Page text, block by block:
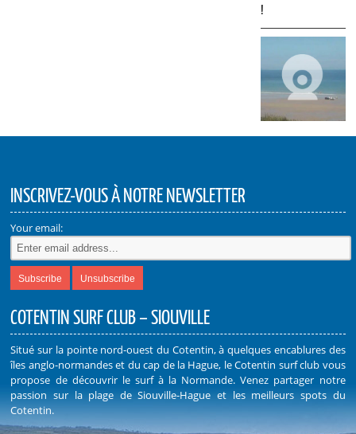
!
INSCRIVEZ-VOUS À NOTRE NEWSLETTER
Your email:
COTENTIN SURF CLUB – SIOUVILLE
Situé sur la pointe nord-ouest du Cotentin, à quelques encablures des
îles anglo-normandes et du cap de la Hague, le Cotentin surf club vous
propose de découvrir le surf à la Normande. Venez partager notre
passion sur la plage de Siouville-Hague et les meilleurs spots du
Cotentin.